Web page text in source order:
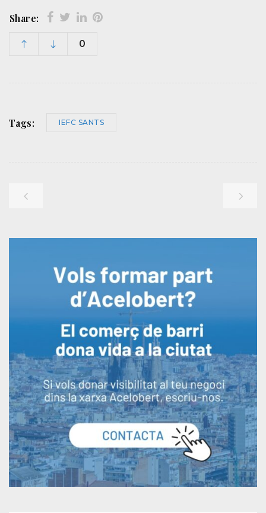
Share:
0
Tags: IEFC SANTS